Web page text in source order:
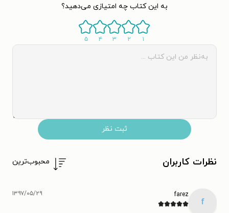
به این کتاب چه امتیازی می‌دهید؟
۱ ۲ ۳ ۴ ۵
ثبت نظر
نظرات کاربران محبوب‌ترین
f
farez ۱۳۹۷/۰۵/۲۹